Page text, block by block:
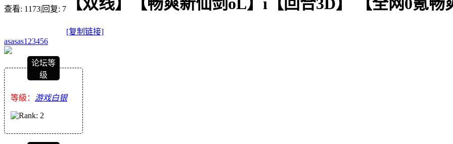
查看: 1173|回复: 7 【双线】【畅爽新仙剑oL】i【回合3D】 【全网0氪畅
[复制链接]
asasas123456
论坛等
级
等級： 游戏白银